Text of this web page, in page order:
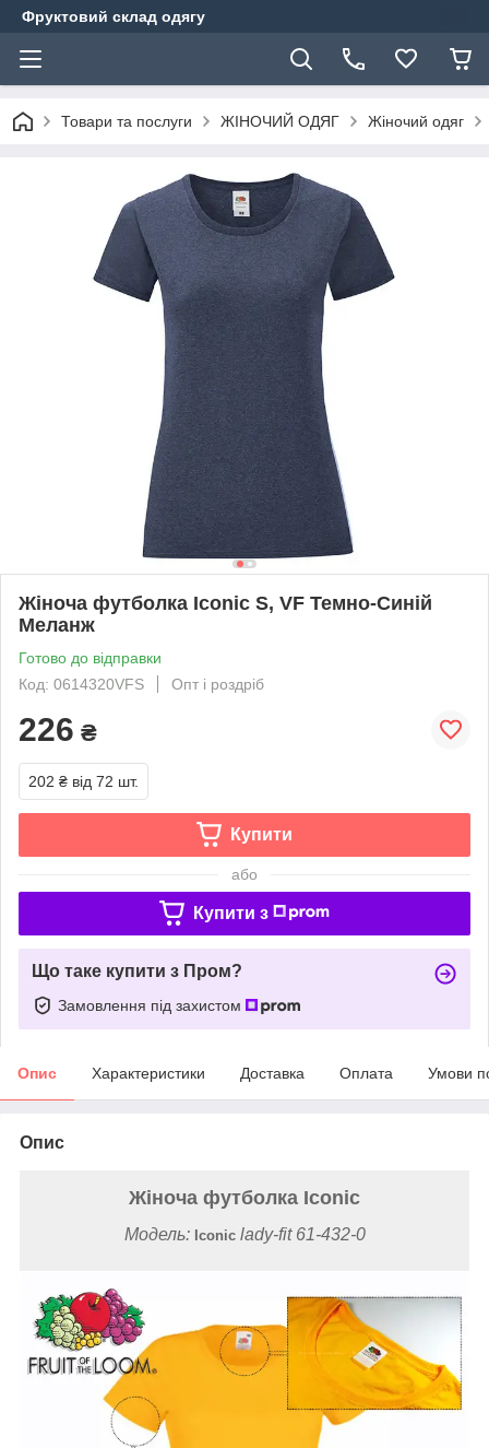
Фруктовий склад одягу
Товари та послуги ЖІНОЧИЙ ОДЯГ Жіночий одяг
Жіноча футболка Iconic S, VF Темно-Синій
Меланж
Готово до відправки
Код: 0614320VFS
Опт і роздріб
226 ₴
202 ₴ від 72 шт.
Купити
або
Купити з
Що таке купити з Пром?
Замовлення під захистом
Опис Характеристики Доставка Оплата Умови
Опис
Жіноча футболка Iconic
Модель: Iconic lady-fit 61-432-0